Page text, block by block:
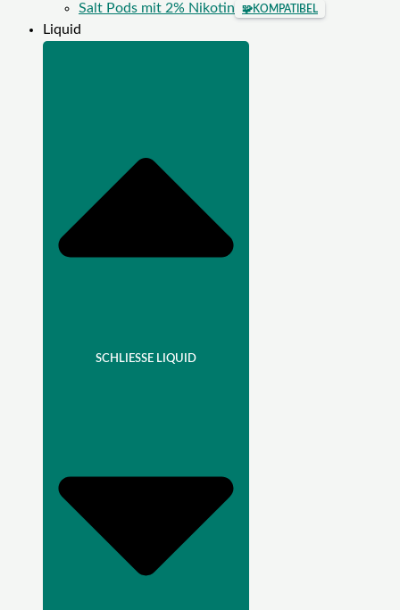
Salt Pods mit 2% Nikotin
🧩KOMPATIBEL
Liquid
SCHLIESSE LIQUID